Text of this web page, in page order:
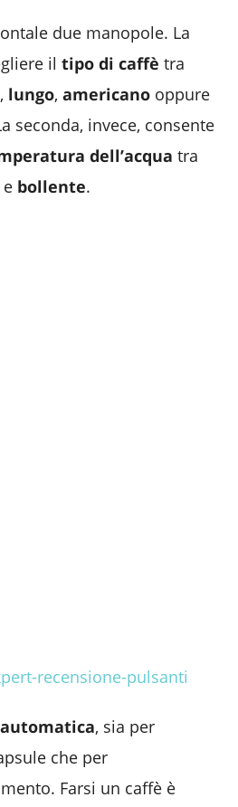
due manopole. La
il tipo di caffè tra
, lungo, americano oppure
seconda, invece, consente
dell’acqua tra
e bollente.
, sia per
che per
Farsi un caffè è